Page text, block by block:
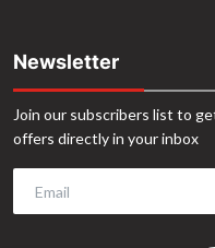
Newsletter
Join our subscribers list to
offers directly in your inbox